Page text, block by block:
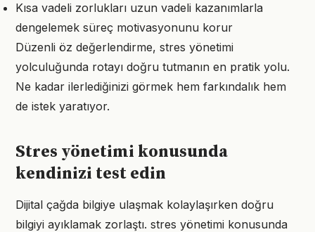
Kısa vadeli zorlukları uzun vadeli kazanımlarla
dengelemek süreç motivasyonunu korur
Düzenli öz değerlendirme, stres yönetimi
yolculuğunda rotayı doğru tutmanın en pratik yolu.
Ne kadar ilerlediğinizi görmek hem farkındalık hem
de istek yaratıyor.
Stres yönetimi konusunda
kendinizi test edin
Dijital çağda bilgiye ulaşmak kolaylaşırken doğru
bilgiyi ayıklamak zorlaştı. stres yönetimi konusunda